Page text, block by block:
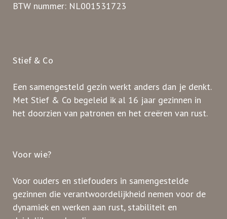
BTW nummer: NL001531723
Stief & Co
Een samengesteld gezin werkt anders dan je denkt.
Met Stief & Co begeleid ik al 16 jaar gezinnen in
het doorzien van patronen en het creëren van rust.
Voor wie?
Voor ouders en stiefouders in samengestelde
gezinnen die verantwoordelijkheid nemen voor de
dynamiek en werken aan rust, stabiliteit en